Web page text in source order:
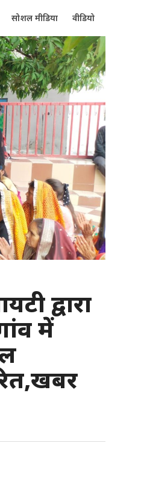
सोशल मीडिया वीडियो
द्वारा
में